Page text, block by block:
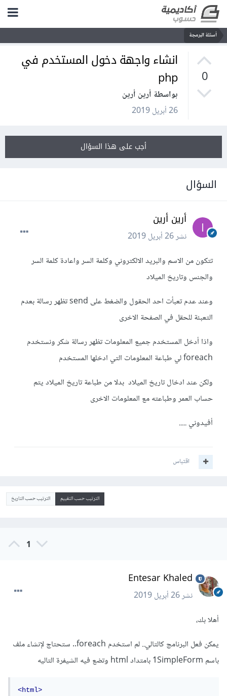
أسئلة البرمجة
0
انشاء واجهة دخول المستخدم في
php
بواسطة أرين أرين
26 أبريل 2019
أجب على هذا السؤال
السؤال
أرين أرين
نشر26 أبريل 2019
تتكون من الاسم والبريد الالكتروني وكلمة السر واعادة كلمة السر
والجنس وتاريخ الميلاد
وعند عدم تعبأت احد الحقول والضغط على send تظهر رسالة بعدم
التعبئة للحقل في الصفحة الاخرى
واذا أدخل المستخدم جميع المعلومات تظهر رسالة شكر ونستخدم
foreach لي طباعة المعلومات التي ادخلها المستخدم
ولكن عند ادخال تاريخ الميلاد بدلا من طباعة تاريخ الميلاد يتم
حساب العمر وطباعته مع المعلومات الاخرى
أفيدوني .....
اقتباس
الترتيب حسب التقييم الترتيب حسب التاريخ
1
Entesar Khaled
نشر26 أبريل 2019
أهلا بك،
يمكن فعل البرنامج كالتالي.. لم استخدم foreach.. ستحتاج لإنشاء ملف
باسم 1SimpleForm بامتداد html وتضع فيه الشيفرة التاليه
<html>